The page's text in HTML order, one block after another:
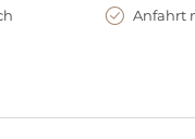
Anfahrt